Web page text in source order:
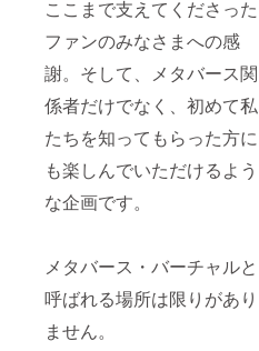
ここまで支えてくださった
ファンのみなさまへの感
謝。そして、メタバース関
係者だけでなく、初めて私
たちを知ってもらった方に
も楽しんでいただけるよう
な企画です。
メタバース・バーチャルと
呼ばれる場所は限りがあり
ません。